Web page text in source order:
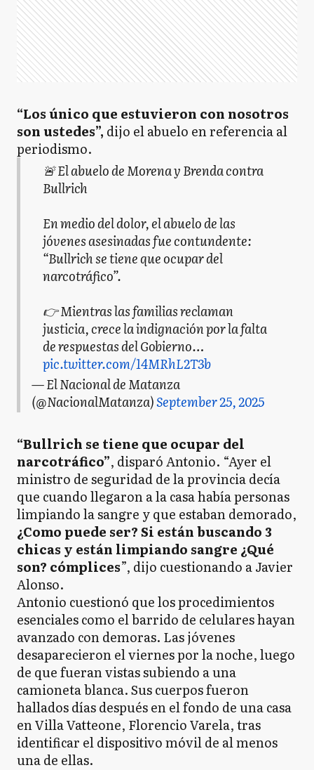
“Los único que estuvieron con nosotros
son ustedes”, dijo el abuelo en referencia al
periodismo.
🚨 El abuelo de Morena y Brenda contra
Bullrich
En medio del dolor, el abuelo de las
jóvenes asesinadas fue contundente:
“Bullrich se tiene que ocupar del
narcotráfico”.
👉 Mientras las familias reclaman
justicia, crece la indignación por la falta
de respuestas del Gobierno…
pic.twitter.com/14MRhL2T3b
— El Nacional de Matanza
(@NacionalMatanza)September 25, 2025
“Bullrich se tiene que ocupar del
narcotráfico”, disparó Antonio. “Ayer el
ministro de seguridad de la provincia decía
que cuando llegaron a la casa había personas
limpiando la sangre y que estaban demorado,
¿Como puede ser? Si están buscando 3
chicas y están limpiando sangre ¿Qué
son? cómplices”, dijo cuestionando a Javier
Alonso.
Antonio cuestionó que los procedimientos
esenciales como el barrido de celulares hayan
avanzado con demoras. Las jóvenes
desaparecieron el viernes por la noche, luego
de que fueran vistas subiendo a una
camioneta blanca. Sus cuerpos fueron
hallados días después en el fondo de una casa
en Villa Vatteone, Florencio Varela, tras
identificar el dispositivo móvil de al menos
una de ellas.